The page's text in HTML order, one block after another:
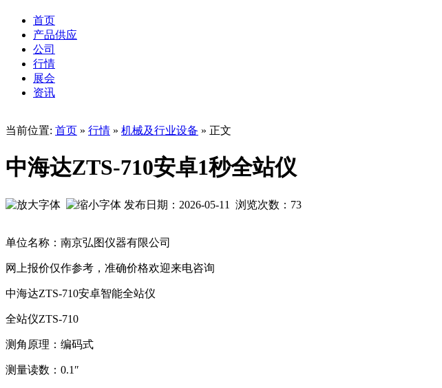
首页
产品供应
公司
行情
展会
资讯
当前位置: 首页 » 行情 » 机械及行业设备 » 正文
中海达ZTS-710安卓1秒全站仪
发布日期：2026-05-11 浏览次数： 73
单位名称：南京弘图仪器有限公司
网上报价仅作参考，准确价格欢迎来电咨询
中海达ZTS-710安卓智能全站仪
全站仪ZTS-710
测角原理：编码式
测量读数：0.1″